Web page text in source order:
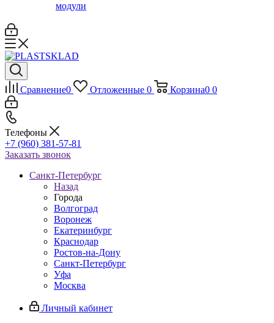
модули
Сравнение0 Отложенные 0 Корзина0 0
Телефоны
+7 (960) 381-57-81
Заказать звонок
Санкт-Петербург
Назад
Города
Волгоград
Воронеж
Екатеринбург
Краснодар
Ростов-на-Дону
Санкт-Петербург
Уфа
Москва
Личный кабинет